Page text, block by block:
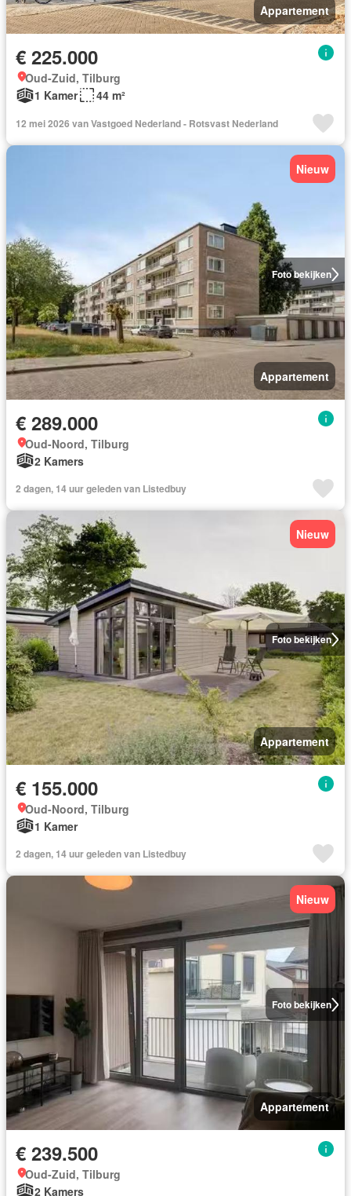
Appartement
€ 225.000
Oud-Zuid, Tilburg
1 Kamer
44 m²
12 mei 2026 van Vastgoed Nederland - Rotsvast Nederland
Foto bekijken
Nieuw
Appartement
€ 289.000
Oud-Noord, Tilburg
2 Kamers
2 dagen, 14 uur geleden van Listedbuy
Foto bekijken
Nieuw
Appartement
€ 155.000
Oud-Noord, Tilburg
1 Kamer
2 dagen, 14 uur geleden van Listedbuy
Foto bekijken
Nieuw
Appartement
€ 239.500
Oud-Zuid, Tilburg
2 Kamers